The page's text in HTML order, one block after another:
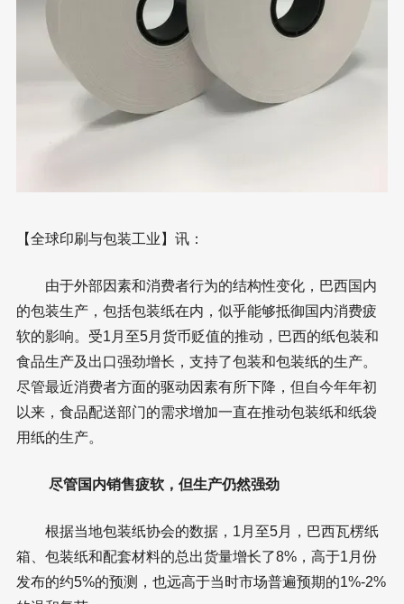
【全球印刷与包装工业】讯：
由于外部因素和消费者行为的结构性变化，巴西国内
的包装生产，包括包装纸在内，似乎能够抵御国内消费疲
软的影响。受1月至5月货币贬值的推动，巴西的纸包装和
食品生产及出口强劲增长，支持了包装和包装纸的生产。
尽管最近消费者方面的驱动因素有所下降，但自今年年初
以来，食品配送部门的需求增加一直在推动包装纸和纸袋
用纸的生产。
尽管国内销售疲软，但生产仍然强劲
根据当地包装纸协会的数据，1月至5月，巴西瓦楞纸
箱、包装纸和配套材料的总出货量增长了8%，高于1月份
发布的约5%的预测，也远高于当时市场普遍预期的1%-2%